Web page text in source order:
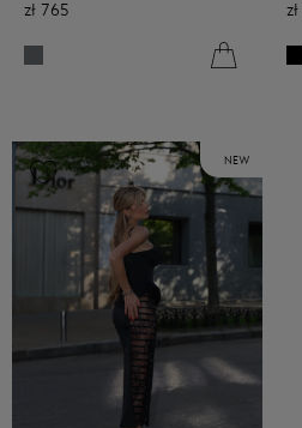
zł 765 zł
NEW